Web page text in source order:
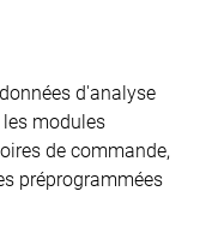
d'analyse
modules
de commande,
préprogrammées